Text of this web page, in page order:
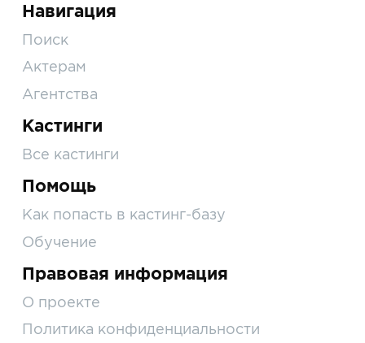
Навигация
Поиск
Актерам
Агентства
Кастинги
Все кастинги
Помощь
Как попасть в кастинг-базу
Обучение
Правовая информация
О проекте
Политика конфиденциальности